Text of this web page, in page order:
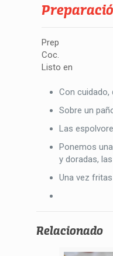
Prep
Coc.
Listo en
Con
Sobre un
Las
Ponemos
y doradas,
Una vez
Relacionado